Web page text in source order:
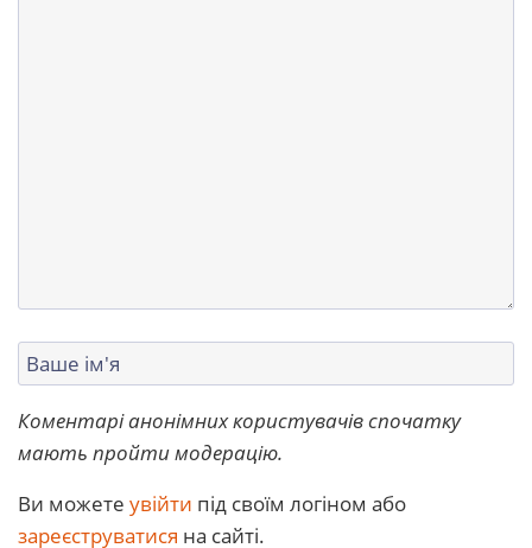
Коментарі анонімних користувачів спочатку
мають пройти модерацію.
Ви можете увійти під своїм логіном або
зареєструватися на сайті.